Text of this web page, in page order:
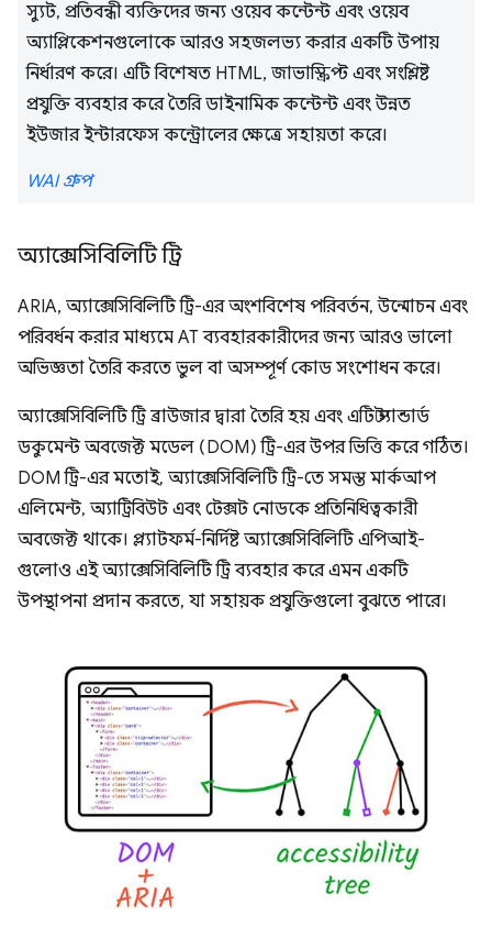
স্যুট, প্রতিবন্ধী ব্যক্তিদের জন্য ওয়েব কন্টেন্ট এবং ওয়েব
অ্যাপ্লিকেশনগুলোকে আরও সহজলভ্য করার একটি উপায়
নির্ধারণ করে। এটি বিশেষত HTML, জাভাস্ক্রিপ্ট এবং সংশ্লিষ্ট
প্রযুক্তি ব্যবহার করে তৈরি ডাইনামিক কন্টেন্ট এবং উন্নত
ইউজার ইন্টারফেস কন্ট্রোলের ক্ষেত্রে সহায়তা করে।
WAI গ্রুপ
অ্যাক্সেসিবিলিটি ট্রি
ARIA, অ্যাক্সেসিবিলিটি ট্রি-এর অংশবিশেষ পরিবর্তন, উন্মোচন এবং
পরিবর্ধন করার মাধ্যমে AT ব্যবহারকারীদের জন্য আরও ভালো
অভিজ্ঞতা তৈরি করতে ভুল বা অসম্পূর্ণ কোড সংশোধন করে।
অ্যাক্সেসিবিলিটি ট্রি ব্রাউজার দ্বারা তৈরি হয় এবং এটি স্ট্যান্ডার্ড
ডকুমেন্ট অবজেক্ট মডেল (DOM) ট্রি-এর উপর ভিত্তি করে গঠিত।
DOM ট্রি-এর মতোই, অ্যাক্সেসিবিলিটি ট্রি-তে সমস্ত মার্কআপ
এলিমেন্ট, অ্যাট্রিবিউট এবং টেক্সট নোডকে প্রতিনিধিত্বকারী
অবজেক্ট থাকে। প্ল্যাটফর্ম-নির্দিষ্ট অ্যাক্সেসিবিলিটি এপিআই-
গুলোও এই অ্যাক্সেসিবিলিটি ট্রি ব্যবহার করে এমন একটি
উপস্থাপনা প্রদান করতে, যা সহায়ক প্রযুক্তিগুলো বুঝতে পারে।